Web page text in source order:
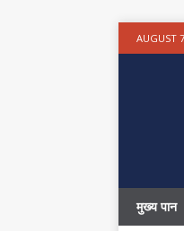
AUGUST
मुख्य पान